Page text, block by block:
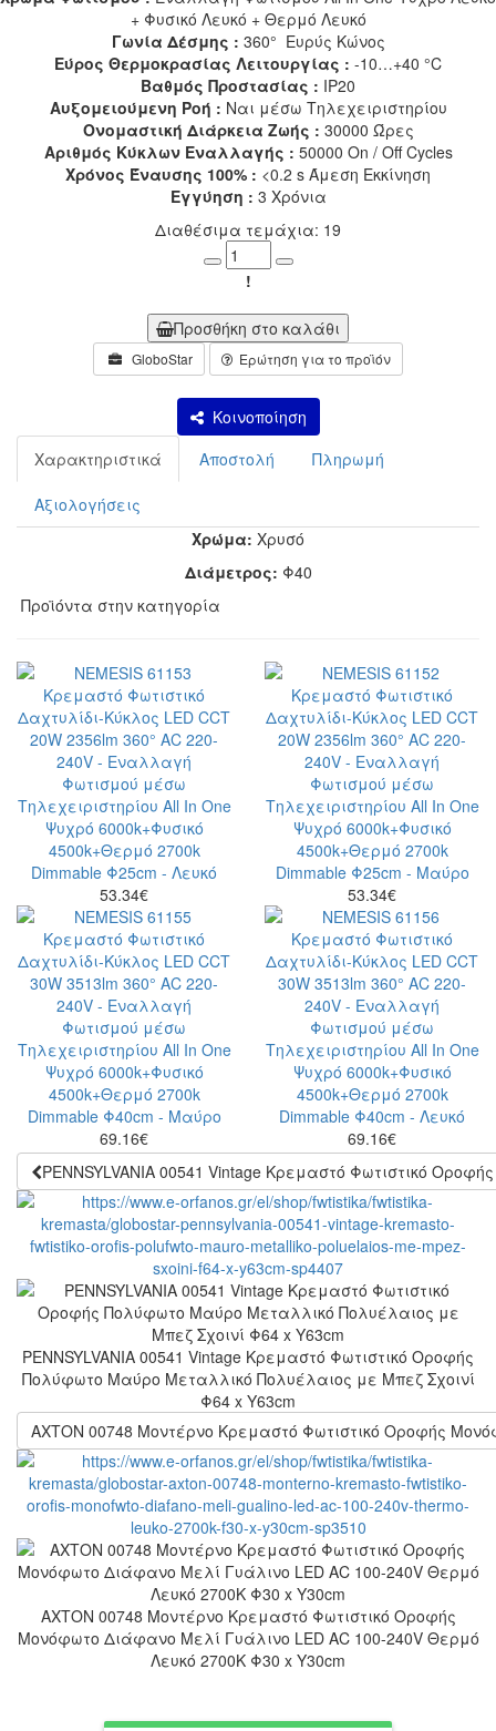
+ Φυσικό Λευκό + Θερμό Λευκό
Γωνία Δέσμης : 360° Ευρύς Κώνος
Εύρος Θερμοκρασίας Λειτουργίας : -10…+40 °C
Βαθμός Προστασίας : IP20
Αυξομειούμενη Ροή : Ναι μέσω Τηλεχειριστηρίου
Ονομαστική Διάρκεια Ζωής : 30000 Ώρες
Αριθμός Κύκλων Εναλλαγής : 50000 On / Off Cycles
Χρόνος Έναυσης 100% : <0.2 s Άμεση Εκκίνηση
Εγγύηση : 3 Χρόνια
Διαθέσιμα τεμάχια: 19
Minus
Plus
!
Προσθήκη στο καλάθι
GloboStar Ερώτηση για το προϊόν
Κοινοποίηση
Χαρακτηριστικά
Αποστολή Πληρωμή
Αξιολογήσεις
Χρώμα: Χρυσό
Διάμετρος: Φ40
Προϊόντα στην κατηγορία
53.34€ 53.34€
69.16€ 69.16€
PENNSYLVANIA 00541 Vintage Κρεμαστό Φωτιστικό
PENNSYLVANIA 00541 Vintage Κρεμαστό Φωτιστικό Οροφής
Πολύφωτο Μαύρο Μεταλλικό Πολυέλαιος με Μπεζ Σχοινί
Φ64 x Y63cm
ΑΧΤΟΝ 00748 Μοντέρνο Κρεμαστό Φωτιστικό Οροφής
ΑΧΤΟΝ 00748 Μοντέρνο Κρεμαστό Φωτιστικό Οροφής
Μονόφωτο Διάφανο Μελί Γυάλινο LED AC 100-240V Θερμό
Λευκό 2700K Φ30 x Y30cm